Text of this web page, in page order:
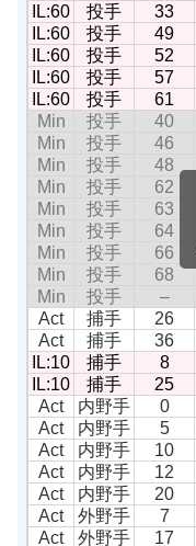
IL:60
投手 33
IL:60
投手 49
IL:60
投手 52
IL:60
投手 57
IL:60
投手 61
Min
投手 40
Min
投手 46
Min
投手 48
Min
投手 62
Min
投手 63
Min
投手 64
Min
投手 66
Min
投手 68
Min
投手 –
Act
捕手 26
Act
捕手 36
IL:10
捕手 8
IL:10
捕手 25
Act
内野手 0
Act
内野手 5
Act
内野手 10
Act
内野手 12
Act
内野手 20
Act
外野手 7
Act
外野手 17